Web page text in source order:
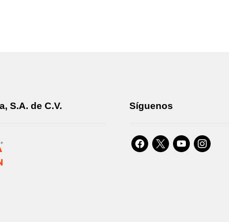
S.A. de C.V. Síguenos
facebook
x youtube